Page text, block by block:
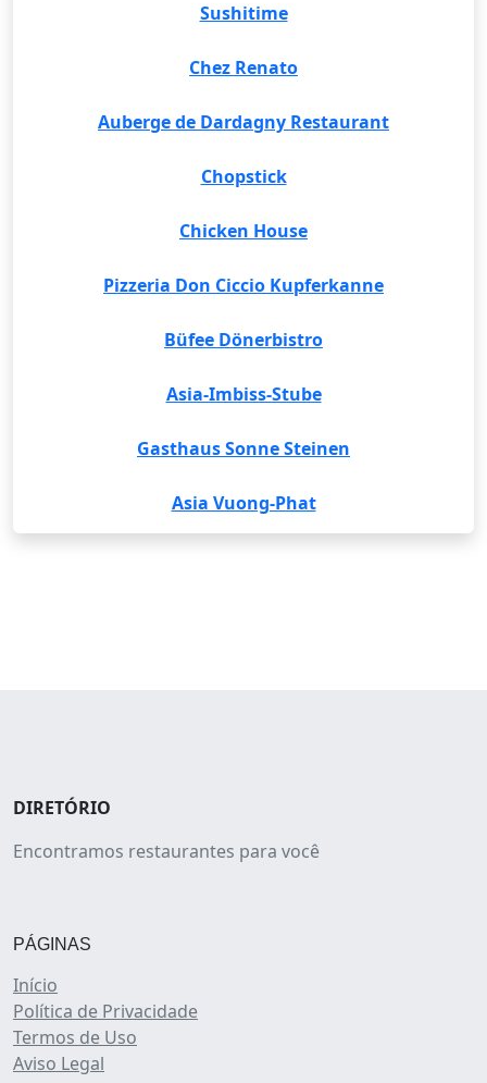
Sushitime
Chez Renato
Auberge de Dardagny Restaurant
Chopstick
Chicken House
Pizzeria Don Ciccio Kupferkanne
Büfee Dönerbistro
Asia-Imbiss-Stube
Gasthaus Sonne Steinen
Asia Vuong-Phat
DIRETÓRIO
Encontramos restaurantes para você
PÁGINAS
Início
Política de Privacidade
Termos de Uso
Aviso Legal